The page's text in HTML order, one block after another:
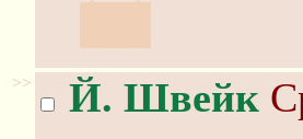
>> Й. Швейк